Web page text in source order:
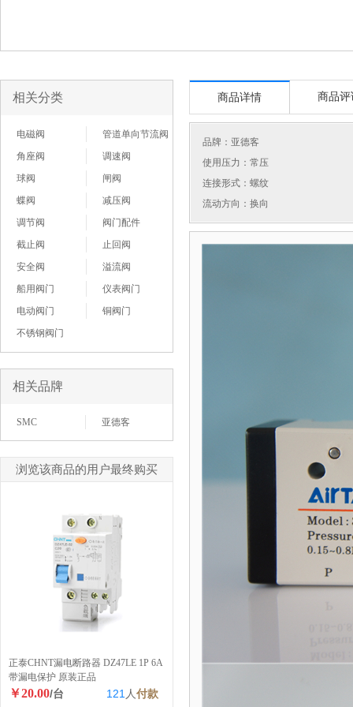
相关分类
电磁阀
管道单向节流阀
角座阀
调速阀
球阀
闸阀
蝶阀
减压阀
调节阀
阀门配件
截止阀
止回阀
安全阀
溢流阀
船用阀门
仪表阀门
电动阀门
铜阀门
不锈钢阀门
相关品牌
SMC 亚德客
浏览该商品的用户最终购买
正泰CHNT漏电断路器 DZ47LE 1P 6A
带漏电保护 原装正品
￥20.00/台 121 人付款
商品详情 商品评
品牌： 亚德客
使用压力：常压
连接形式：螺纹
流动方向：换向